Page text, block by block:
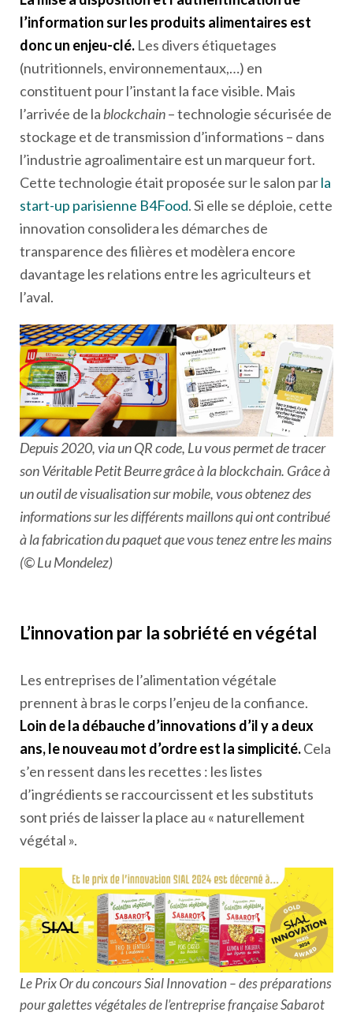
l’information sur les produits alimentaires est
donc un enjeu-clé. Les divers étiquetages
(nutritionnels, environnementaux,…) en
constituent pour l’instant la face visible. Mais
l’arrivée de la blockchain– technologie sécurisée de
stockage et de transmission d’informations – dans
l’industrie agroalimentaire est un marqueur fort.
Cette technologie était proposée sur le salon parla
start-up parisienne B4Food. Si elle se déploie, cette
innovation consolidera les démarches de
transparence des filières et modèlera encore
davantage les relations entre les agriculteurs et
l’aval.
Depuis 2020, via un QR code, Lu vous permet de tracer
son Véritable Petit Beurre grâce à la blockchain. Grâce à
un outil de visualisation sur mobile, vous obtenez des
informations sur les différents maillons qui ont contribué
à la fabrication du paquet que vous tenez entre les mains
(© Lu Mondelez)
L’innovation par la sobriété en végétal
Les entreprises de l’alimentation végétale
prennent à bras le corps l’enjeu de la confiance.
Loin de la débauche d’innovations d’il y a deux
ans, le nouveau mot d’ordre est la simplicité.Cela
s’en ressent dans les recettes : les listes
d’ingrédients se raccourcissent et les substituts
sont priés de laisser la place au « naturellement
végétal ».
Le Prix Or du concours Sial Innovation – des préparations
pour galettes végétales de l’entreprise française Sabarot